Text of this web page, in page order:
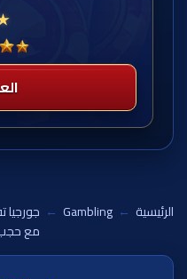
الرئيسية ←
Gambling
←
مع حجب